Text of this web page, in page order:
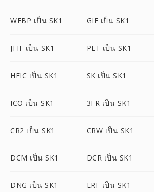
WEBP เป็น SK1 GIF เป็น SK1
JFIF เป็น SK1 PLT เป็น SK1
HEIC เป็น SK1 SK เป็น SK1
ICO เป็น SK1 3FR เป็น SK1
CR2 เป็น SK1 CRW เป็น SK1
DCM เป็น SK1 DCR เป็น SK1
DNG เป็น SK1 ERF เป็น SK1